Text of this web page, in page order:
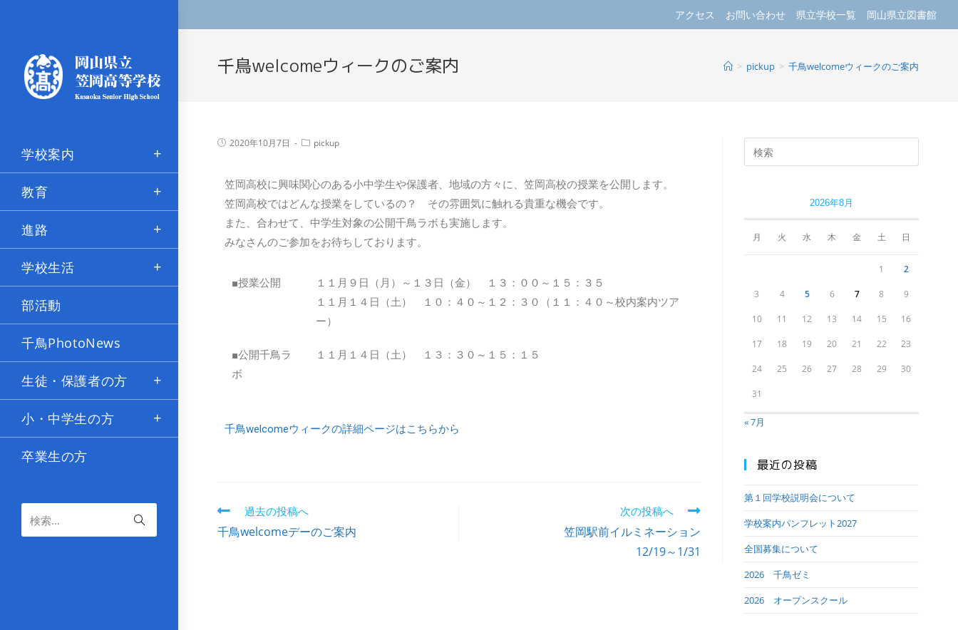
アクセス お問い合わせ 県立学校一覧 岡山県立図書館
学校案内
教育
進路
学校生活
部活動
千鳥PhotoNews
生徒・保護者の方
小・中学生の方
卒業生の方
検索…
千鳥welcomeウィークのご案内 > pickup > 千鳥welcomeウィークのご案内
2020年10月7日 pickup
笠岡高校に興味関心のある小中学生や保護者、地域の方々に、笠岡高校の授業を公開します。
笠岡高校ではどんな授業をしているの？ その雰囲気に触れる貴重な機会です。
また、合わせて、中学生対象の公開千鳥ラボも実施します。
みなさんのご参加をお待ちしております。
■授業公開
１１月９日（月）～１３日（金） １３：００～１５：３５
１１月１４日（土） １０：４０～１２：３０（１１：４０～校内案内ツア
ー）
■公開千鳥ラ
ボ
１１月１４日（土） １３：３０～１５：１５
千鳥welcomeウィークの詳細ページはこちらから
過去の投稿へ
千鳥welcomeデーのご案内
次の投稿へ
笠岡駅前イルミネーション
12/19～1/31
2026年8月
月 火 水 木 金 土 日
1 2
3 4 5 6 7 8 9
10 11 12 13 14 15 16
17 18 19 20 21 22 23
24 25 26 27 28 29 30
31
« 7月
最近の投稿
第１回学校説明会について
学校案内パンフレット2027
全国募集について
2026 千鳥ゼミ
2026 オープンスクール